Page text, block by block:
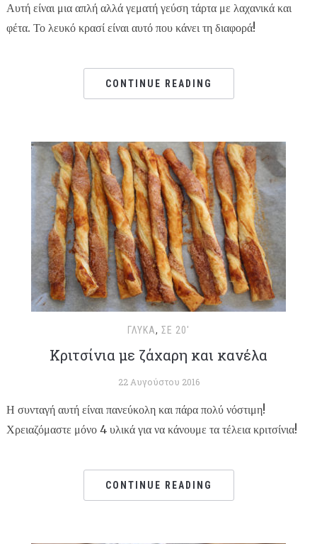
Αυτή είναι μια απλή αλλά γεματή γεύση τάρτα με λαχανικά και
φέτα. Το λευκό κρασί είναι αυτό που κάνει τη διαφορά!
CONTINUE READING
ΓΛΥΚΆ, ΣΕ 20'
Κριτσίνια με ζάχαρη και κανέλα
22 Αυγούστου 2016
Η συνταγή αυτή είναι πανεύκολη και πάρα πολύ νόστιμη!
Χρειαζόμαστε μόνο 4 υλικά για να κάνουμε τα τέλεια κριτσίνια!
CONTINUE READING